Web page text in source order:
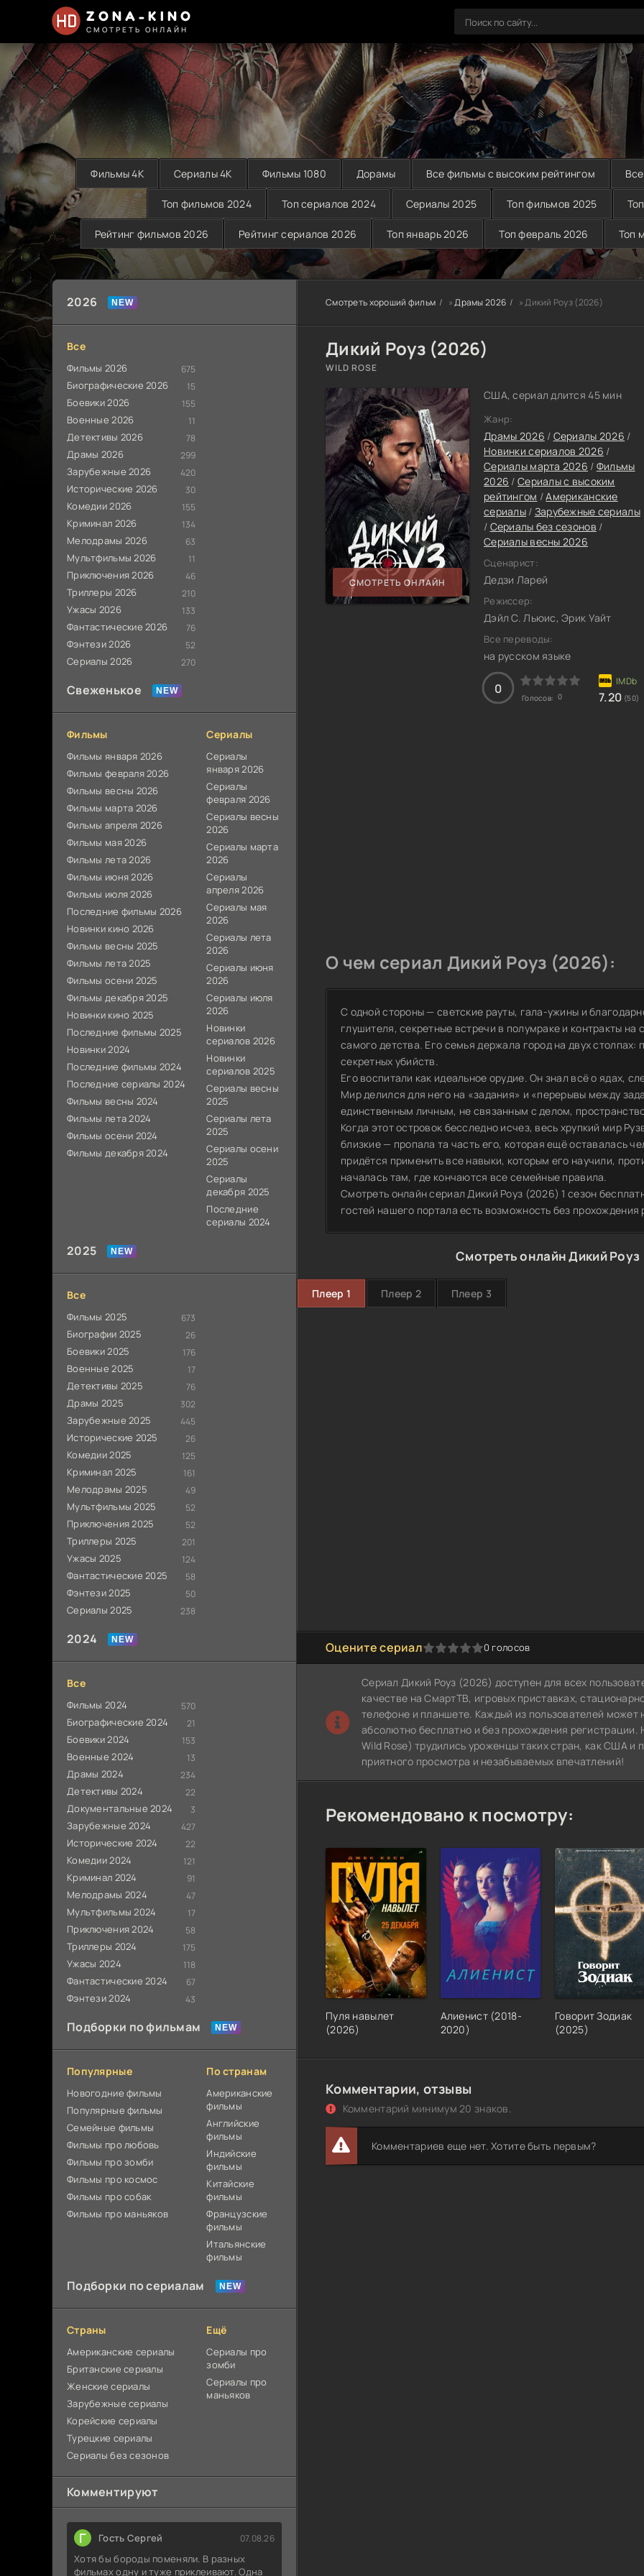
ZONA-KINO
СМОТРЕТЬ ОНЛАЙН
Фильмы 4K Сериалы 4K Фильмы 1080 Дорамы Все фильмы с высоким рейтингом
Топ фильмов 2024 Топ сериалов 2024 Сериалы 2025 Топ фильмов 2025
Рейтинг фильмов 2026 Рейтинг сериалов 2026 Топ январь 2026 Топ февраль 2026 Топ
2026
Все
Фильмы 2026 675
Биографические 2026 15
Боевики 2026 155
Военные 2026 11
Детективы 2026 78
Драмы 2026 299
Зарубежные 2026 420
Исторические 2026 30
Комедии 2026 155
Криминал 2026 134
Мелодрамы 2026 63
Мультфильмы 2026 11
Приключения 2026 46
Триллеры 2026 210
Ужасы 2026 133
Фантастические 2026 76
Фэнтези 2026 52
Сериалы 2026 270
Свеженькое
Фильмы
Фильмы января 2026
Фильмы февраля 2026
Фильмы весны 2026
Фильмы марта 2026
Фильмы апреля 2026
Фильмы мая 2026
Фильмы лета 2026
Фильмы июня 2026
Фильмы июля 2026
Последние фильмы 2026
Новинки кино 2026
Фильмы весны 2025
Фильмы лета 2025
Фильмы осени 2025
Фильмы декабря 2025
Новинки кино 2025
Последние фильмы 2025
Новинки 2024
Последние фильмы 2024
Последние сериалы 2024
Фильмы весны 2024
Фильмы лета 2024
Фильмы осени 2024
Фильмы декабря 2024
Сериалы
Сериалы
января 2026
Сериалы
февраля 2026
Сериалы весны
2026
Сериалы марта
2026
Сериалы
апреля 2026
Сериалы мая
2026
Сериалы лета
2026
Сериалы июня
2026
Сериалы июля
2026
Новинки
сериалов 2026
Новинки
сериалов 2025
Сериалы весны
2025
Сериалы лета
2025
Сериалы осени
2025
Сериалы
декабря 2025
Последние
сериалы 2024
2025
Все
Фильмы 2025 673
Биографии 2025 26
Боевики 2025 176
Военные 2025 17
Детективы 2025 76
Драмы 2025 302
Зарубежные 2025 445
Исторические 2025 26
Комедии 2025 125
Криминал 2025 161
Мелодрамы 2025 49
Мультфильмы 2025 52
Приключения 2025 52
Триллеры 2025 201
Ужасы 2025 124
Фантастические 2025 58
Фэнтези 2025 50
Сериалы 2025 238
2024
Все
Фильмы 2024 570
Биографические 2024 21
Боевики 2024 153
Военные 2024 13
Драмы 2024 234
Детективы 2024 22
Документальные 2024 3
Зарубежные 2024 427
Исторические 2024 22
Комедии 2024 121
Криминал 2024 91
Мелодрамы 2024 47
Мультфильмы 2024 17
Приключения 2024 58
Триллеры 2024 175
Ужасы 2024 118
Фантастические 2024 67
Фэнтези 2024 43
Подборки по фильмам
Популярные
Новогодние фильмы
Популярные фильмы
Cемейные фильмы
Фильмы про любовь
Фильмы про зомби
Фильмы про космос
Фильмы про собак
Фильмы про маньяков
По странам
Американские
фильмы
Английские
фильмы
Индийские
фильмы
Китайские
фильмы
Французские
фильмы
Итальянские
фильмы
Подборки по сериалам
Страны
Американские сериалы
Британские сериалы
Женские сериалы
Зарубежные сериалы
Корейские сериалы
Турецкие сериалы
Сериалы без сезонов
Ещё
Сериалы про
зомби
Сериалы про
маньяков
Комментируют
Г Гость Сергей 07.08.26
Хотя бы бороды поменяли. В разных
фильмах одну и туже приклеивают. Одна
Смотреть хороший фильм »Драмы 2026 » Дикий Роуз (2026)
Дикий Роуз (2026)
WILD ROSE
СМОТРЕТЬ ОНЛАЙН
США, сериал длится 45 мин
Жанр:
Драмы 2026 / Сериалы 2026 /
Новинки сериалов 2026 /
Сериалы марта 2026 / Фильмы
2026 / Сериалы с высоким
рейтингом /Американские
сериалы/ Зарубежные сериалы
/ Сериалы без сезонов /
Сериалы весны 2026
Сценарист:
Дедзи Ларей
Режиссер:
Дэйл С. Льюис, Эрик Уайт
Все переводы:
на русском языке
0
Голосов: 0 7.20 (50)
О чем сериал Дикий Роуз (2026):
С одной стороны — светские рауты, гала-ужины и
глушителя, секретные встречи в полумраке и контракты на
самого детства. Его семья держала город на двух
секретных убийств.
Его воспитали как идеальное орудие. Он знал всё о ядах,
Мир делился для него на «задания» и «перерывы между
единственным личным, не связанным с делом,
Когда этот островок бесследно исчез, весь хрупкий мир
близкие — пропала та часть его, которая ещё оставалась
придётся применить все навыки, которым его научили,
началась там, где кончаются все семейные правила.
Смотреть онлайн сериал Дикий Роуз (2026) 1 сезон
гостей нашего портала есть возможность без прохождения
Смотреть онлайн Дикий
Плеер 1 Плеер 2 Плеер 3
Оцените сериал
1 2 3 4 5 0 голосов
Сериал Дикий Роуз (2026) доступен для всех
качестве на СмартТВ, игровых приставках,
телефоне и планшете. Каждый из пользователей может
абсолютно бесплатно и без прохождения
Wild Rose) трудились уроженцы таких стран, как США
приятного просмотра и незабываемых впечатлений!
Рекомендовано к посмотру:
Пуля навылет
(2026)
Алиенист (2018-
2020)
Говорит Зодиак
(2025)
Комментарии, отзывы
Комментарий минимум 20 знаков.
Комментариев еще нет. Хотите быть первым?